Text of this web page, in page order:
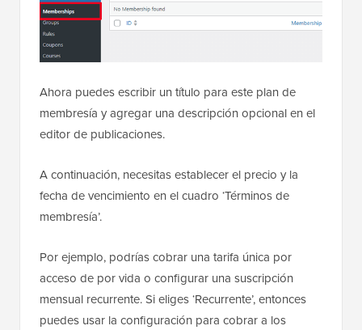
Ahora puedes escribir un título para este plan de
membresía y agregar una descripción opcional en el
editor de publicaciones.
A continuación, necesitas establecer el precio y la
fecha de vencimiento en el cuadro ‘Términos de
membresía’.
Por ejemplo, podrías cobrar una tarifa única por
acceso de por vida o configurar una suscripción
mensual recurrente. Si eliges ‘Recurrente’, entonces
puedes usar la configuración para cobrar a los